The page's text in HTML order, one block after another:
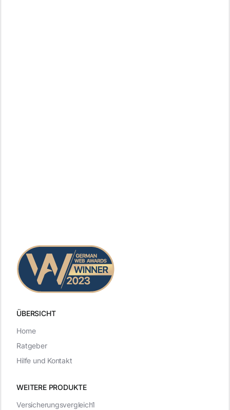
ÜBERSICHT
WEITERE PRODUKTE
Versicherungsvergleich1
Home
Ratgeber
Hilfe und Kontakt